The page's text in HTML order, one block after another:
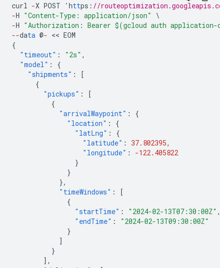
curl -X POST 'https : //
-H "Content-Type: application/json"
\
-H "Authorization: Bearer $(gcloud auth
--data @- << EOM
{
"timeout" : "2s" ,
"model" :
{
"shipments" :
[
{
"pickups" :
[
{
"arrivalWaypoint" :
{
"location" :
{
"latLng" :
{
"latitude" : 37.802395,
"longitude" :
-122.405822
}
}
},
"timeWindows" :
[
{
"startTime" : "2024-02-13T07:30:00Z"
"endTime" :
"2024-02-13T09:30:00Z"
}
]
}
],